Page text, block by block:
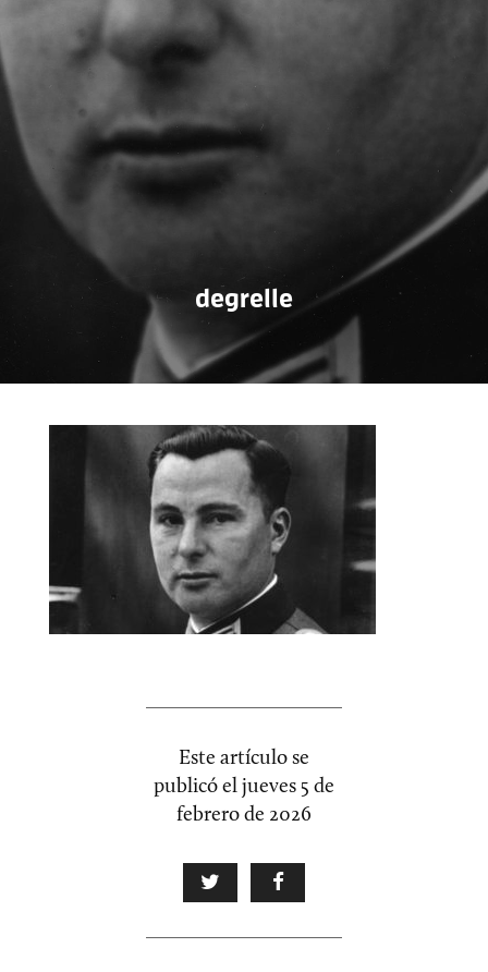
degrelle
Este artículo se
publicó eljueves 5 de
febrero de 2026